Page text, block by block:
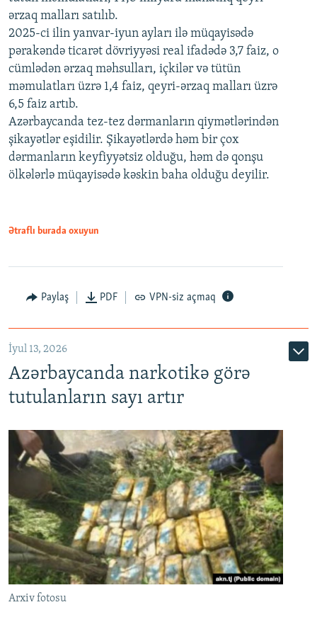
ərzaq malları satılıb.
2025-ci ilin yanvar-iyun ayları ilə müqayisədə
pərakəndə ticarət dövriyyəsi real ifadədə 3,7 faiz, o
cümlədən ərzaq məhsulları, içkilər və tütün
məmulatları üzrə 1,4 faiz, qeyri-ərzaq malları üzrə
6,5 faiz artıb.
Azərbaycanda tez-tez dərmanların qiymətlərindən
şikayətlər eşidilir. Şikayətlərdə həm bir çox
dərmanların keyfiyyətsiz olduğu, həm də qonşu
ölkələrlə müqayisədə kəskin baha olduğu deyilir.
Ətraflı burada oxuyun
Paylaş PDF VPN-siz açmaq
İyul 13, 2026
Azərbaycanda narkotikə görə
tutulanların sayı artır
Arxiv fotosu